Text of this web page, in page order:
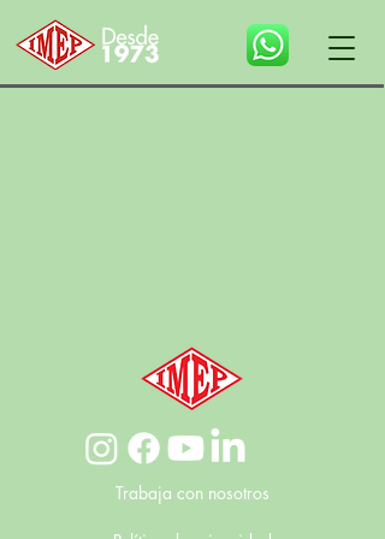
Trabaja con nosotros